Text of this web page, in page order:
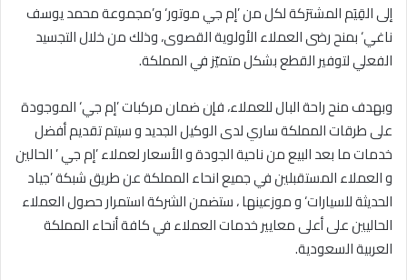
إلى القِيَم المشترَكة لكل من ’إم جي موتور‘ و’مجموعة محمد يوسف
ناغي‘ بمنح رضى العملاء الأولوية القصوى، وذلك من خلال التجسيد
الفعلي لتوفير القطع بشكل متميّز في المملكة.
وبهدف منح راحة البال للعملاء، فإن ضمان مركبات ’إم جي‘ الموجودة
على طرقات المملكة ساري لدى الوكيل الجديد و سيتم تقديم أفضل
خدمات ما بعد البيع من ناحية الجودة و الأسعار لعملاء ’إم جي ’ الحالين
و العملاء المستقبلين في جميع انحاء المملكة عن طريق شبكة ’جياد
الحديثة للسيارات‘ و موزعينها ، ستضمن الشركة استمرار حصول العملاء
الحاليين على أعلى معايير خدمات العملاء في كافة أنحاء المملكة
العربية السعودية.